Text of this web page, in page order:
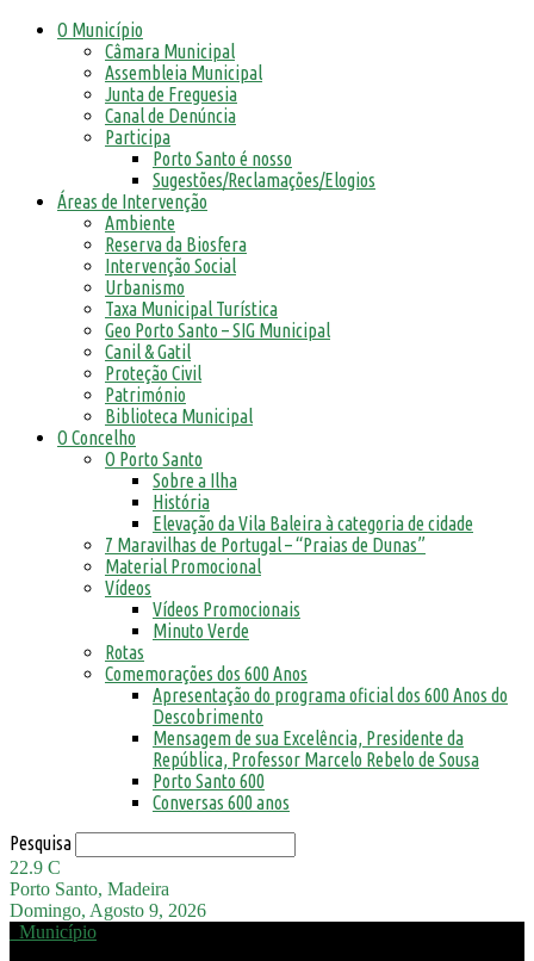
O Município
Câmara Municipal
Assembleia Municipal
Junta de Freguesia
Canal de Denúncia
Participa
Porto Santo é nosso
Sugestões/Reclamações/Elogios
Áreas de Intervenção
Ambiente
Reserva da Biosfera
Intervenção Social
Urbanismo
Taxa Municipal Turística
Geo Porto Santo – SIG Municipal
Canil & Gatil
Proteção Civil
Património
Biblioteca Municipal
O Concelho
O Porto Santo
Sobre a Ilha
História
Elevação da Vila Baleira à categoria de cidade
7 Maravilhas de Portugal – “Praias de Dunas”
Material Promocional
Vídeos
Vídeos Promocionais
Minuto Verde
Rotas
Comemorações dos 600 Anos
Apresentação do programa oficial dos 600 Anos do
Descobrimento
Mensagem de sua Excelência, Presidente da
República, Professor Marcelo Rebelo de Sousa
Porto Santo 600
Conversas 600 anos
Pesquisa
22.9 C
Porto Santo, Madeira
Domingo, Agosto 9, 2026
Município